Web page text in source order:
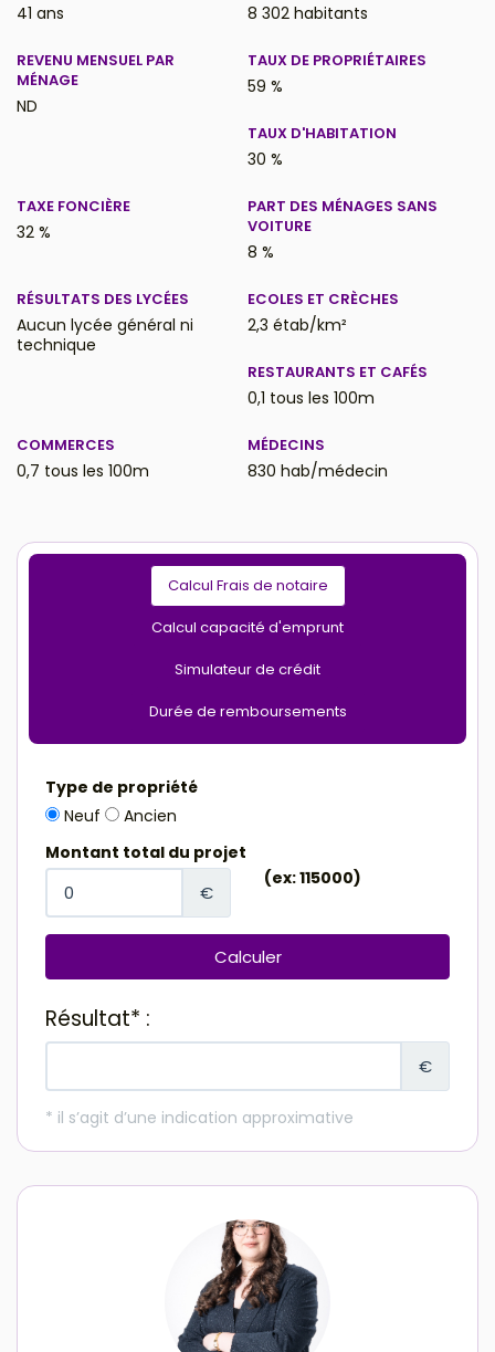
41 ans 8 302 habitants
REVENU MENSUEL PAR
MÉNAGE
ND
TAUX DE PROPRIÉTAIRES
59 %
TAUX D'HABITATION
30 %
TAXE FONCIÈRE
32 %
PART DES MÉNAGES SANS
VOITURE
8 %
RÉSULTATS DES LYCÉES
Aucun lycée général ni
technique
ECOLES ET CRÈCHES
2,3 étab/km²
RESTAURANTS ET CAFÉS
0,1 tous les 100m
COMMERCES
0,7 tous les 100m
MÉDECINS
830 hab/médecin
Calcul Frais de notaire
Calcul capacité d'emprunt
Simulateur de crédit
Durée de remboursements